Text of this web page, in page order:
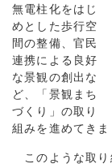
無電柱化をはじ
めとした歩行空
間の整備、官民
連携による良好
な景観の創出な
ど、「景観まち
づくり」の取り
組みを進めてきま
このような取り